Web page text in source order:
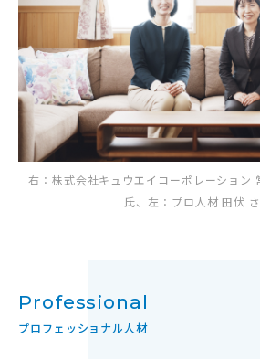
右：株式会社キュウエイコーポレーション
氏、左：プロ人材 田伏
Professional
プロフェッショナル人材